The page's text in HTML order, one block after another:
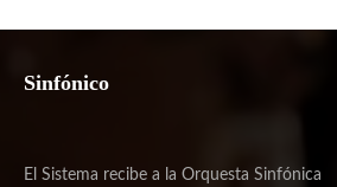
Sinfónico
El Sistema recibe a la Orquesta Sinfónica